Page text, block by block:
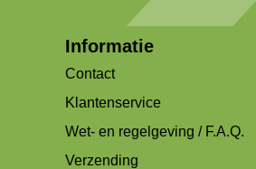
Informatie
Contact
Klantenservice
Wet- en regelgeving / F.A.Q.
Verzending